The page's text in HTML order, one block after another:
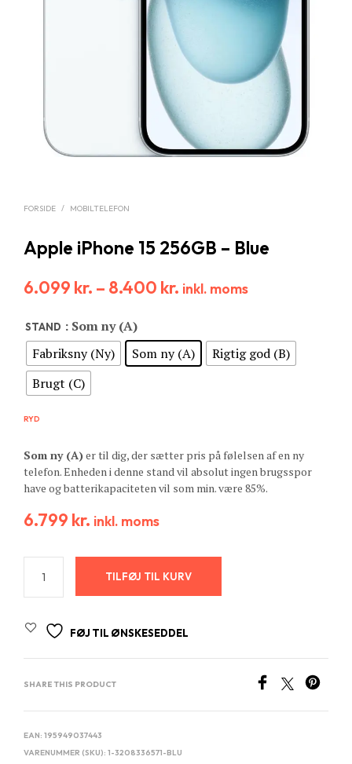
FORSIDE / MOBILTELEFON
Apple iPhone 15 256GB – Blue
6.099 kr. – 8.400 kr. inkl. moms
STAND : Som ny (A)
Fabriksny (Ny)
Som ny (A)
Rigtig god (B)
Brugt (C)
RYD
Som ny (A)er til dig, der sætter pris på følelsen af en ny
telefon. Enheden i denne stand vil absolut ingen brugsspor
have og batterikapaciteten vil som min. være 85%.
6.799 kr. inkl. moms
TILFØJ TIL KURV
FØJ TIL ØNSKESEDDEL
SHARE THIS PRODUCT
EAN: 195949037443
VARENUMMER (SKU): 1-3208336571-BLU